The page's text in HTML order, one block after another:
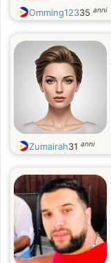
Omming12335 anni
Zumairah31 anni